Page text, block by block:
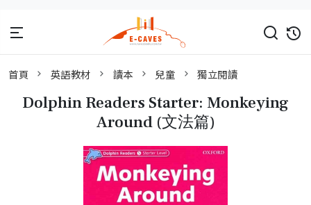
首頁 英語教材 讀本 兒童 獨立閱讀
Dolphin Readers Starter: Monkeying
Around (文法篇)